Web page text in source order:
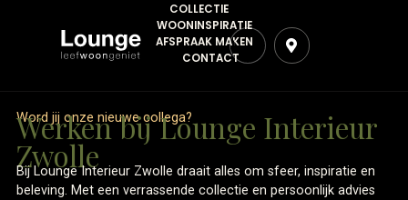
COLLECTIE
WOONINSPIRATIE
AFSPRAAK MAKEN
CONTACT
Word jij onze nieuwe collega?
Werken bij Lounge
Zwolle
Bij Lounge Interieur Zwolle draait alles om sfeer, inspiratie